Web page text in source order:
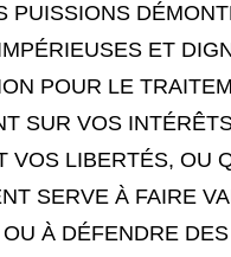
PUISSIONS
ET
POUR LE
SUR VOS
VOS LIBERTÉS, OU
SERVE À FAIRE
À DÉFENDRE